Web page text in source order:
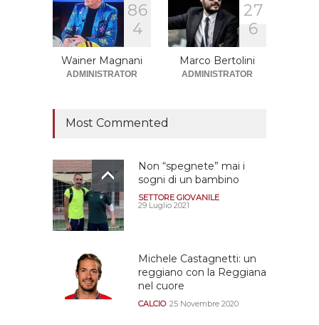
Sono solo sette le
squadre che sono state
promosse la stagione
successiva alla
retrocessione
86
4
Wainer Magnani
ADMINISTRATOR
27
6
Marco Bertolini
ADMINISTRATOR
Most Commented
Non “spegnete” mai i
sogni di un bambino
SETTORE GIOVANILE
29 Luglio 2021
Michele Castagnetti: un
reggiano con la Reggiana
nel cuore
CALCIO 25 Novembre 2020